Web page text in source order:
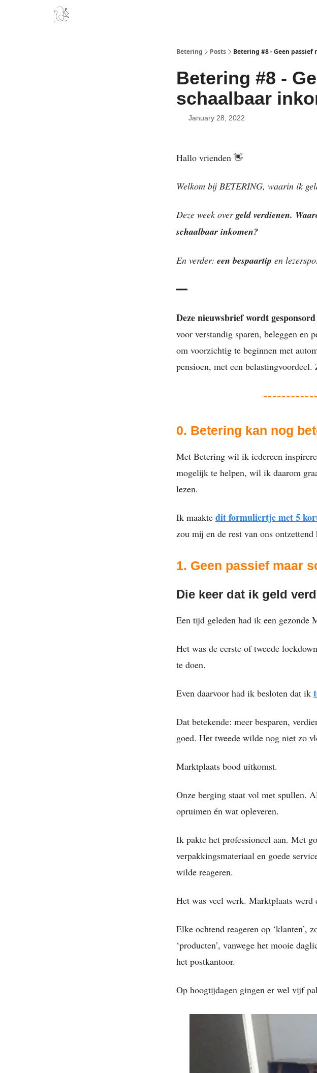
Betering Posts Betering #8 - Geen passief
Betering #8 -
schaalbaar
January 28, 2022
Hallo vrienden 👋
Welkom bij BETERING, waarin ik
Deze week overgeld verdienen.
schaalbaar inkomen?
En verder: een bespaartip en
━━
Deze nieuwsbrief wordt
voor verstandig sparen, beleggen en
om voorzichtig te beginnen met
pensioen, met een
0. Betering kan nog
Met Betering wil ik iedereen
mogelijk te helpen, wil ik daarom
lezen.
Ik maakte dit formuliertje met 5
zou mij en de rest van ons ontzettend
1. Geen passief maar
Die keer dat ik geld
Een tijd geleden had ik een gezonde
Het was de eerste of tweede
te doen.
Even daarvoor had ik besloten dat ik
Dat betekende: meer besparen,
goed. Het tweede wilde nog niet zo
Marktplaats bood uitkomst.
Onze berging staat vol met spullen.
opruimen én wat opleveren.
Ik pakte het professioneel aan. Met
verpakkingsmateriaal en goede
wilde reageren.
Het was veel werk. Marktplaats werd
Elke ochtend reageren op ‘klanten’,
‘producten’, vanwege het mooie
het postkantoor.
Op hoogtijdagen gingen er wel vijf